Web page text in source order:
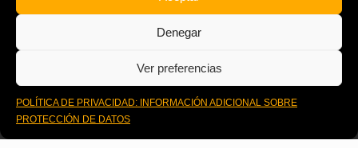
Denegar
Ver preferencias
POLÍTICA DE PRIVACIDAD: INFORMACIÓN ADICIONAL SOBRE
PROTECCIÓN DE DATOS
Powered By: Destino Bahamas
Conoce los formatos de nuestra metodología GOW